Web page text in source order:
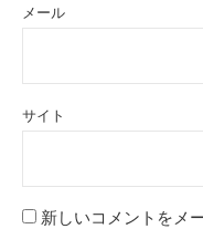
メール
サイト
新しいコメントをメ